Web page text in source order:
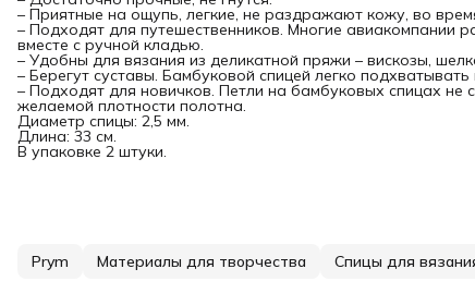
– Приятные на ощупь, легкие, не раздражают кожу, во
– Подходят для путешественников. Многие авиакомпании
вместе с ручной кладью.
– Удобны для вязания из деликатной пряжи – вискозы,
– Берегут суставы. Бамбуковой спицей легко подхватывать
– Подходят для новичков. Петли на бамбуковых спицах не
желаемой плотности полотна.
Диаметр спицы: 2,5 мм.
Длина: 33 см.
В упаковке 2 штуки.
Prym Материалы для творчества Спицы для